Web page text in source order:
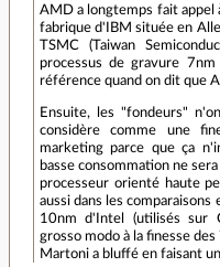
AMD a longtemps fait appel
fabrique d'IBM située en
TSMC (Taiwan
processus de gravure
référence quand on dit que
Ensuite, les "fondeurs"
considère comme une
marketing parce que ça
basse consommation ne
processeur orienté haute
aussi dans les comparaisons
10nm d'Intel (utilisés sur
grosso modo à la finesse
Martoni a bluffé en faisant